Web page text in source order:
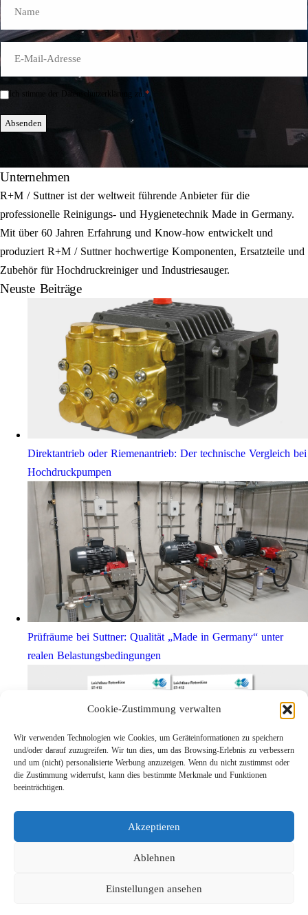
Cookie-Zustimmung verwalten
Wir verwenden Technologien wie Cookies, um Geräteinformationen zu speichern
und/oder darauf zuzugreifen. Wir tun dies, um das Browsing-Erlebnis zu verbessern
und um (nicht) personalisierte Werbung anzuzeigen. Wenn du nicht zustimmst oder
die Zustimmung widerrufst, kann dies bestimmte Merkmale und Funktionen
beeinträchtigen.
Akzeptieren
Ablehnen
Einstellungen ansehen
Mail
Einwilligung
Ich stimme der Datenschutzerklärung zu.*
Absenden
Unternehmen
R+M / Suttner ist der weltweit führende Anbieter für die
professionelle Reinigungs- und Hygienetechnik Made in Germany.
Mit über 60 Jahren Erfahrung und Know-how entwickelt und
produziert R+M / Suttner hochwertige Komponenten, Ersatzteile und
Zubehör für Hochdruckreiniger und Industriesauger.
Neuste Beiträge
Direktantrieb oder Riemenantrieb: Der technische Vergleich bei
Hochdruckpumpen
Prüfräume bei Suttner: Qualität „Made in Germany“ unter
realen Belastungsbedingungen
Links